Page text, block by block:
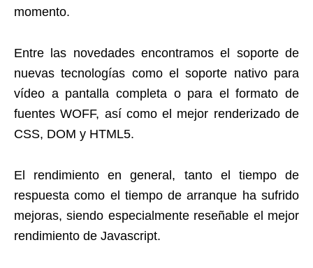
momento.
Entre las novedades encontramos el soporte de
nuevas tecnologías como el soporte nativo para
vídeo a pantalla completa o para el formato de
fuentes WOFF, así como el mejor renderizado de
CSS, DOM y HTML5.
El rendimiento en general, tanto el tiempo de
respuesta como el tiempo de arranque ha sufrido
mejoras, siendo especialmente reseñable el mejor
rendimiento de Javascript.